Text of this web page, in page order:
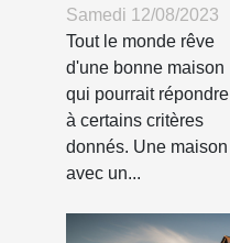
bien profiter
du petit
espace de son
balcon
Samedi 12/08/2023
Tout le monde rêve
d'une bonne maison
qui pourrait répondre
à certains critères
donnés. Une maison
avec un...